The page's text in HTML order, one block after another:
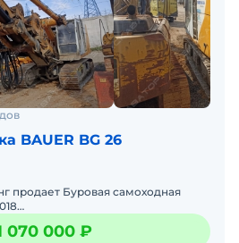
BAUER BG 26
продает Буровая самоходная
характеристики буровой
&hellip
070 000 ₽